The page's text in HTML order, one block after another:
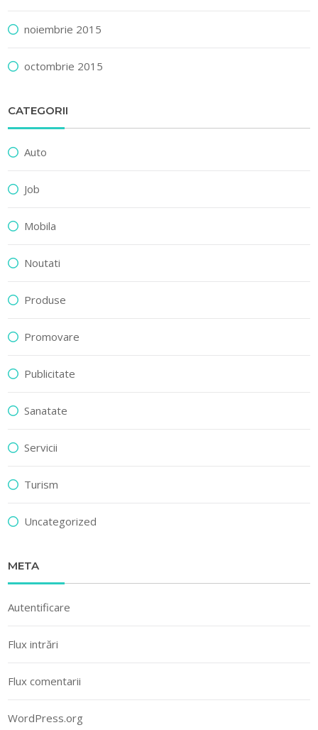
noiembrie 2015
octombrie 2015
CATEGORII
Auto
Job
Mobila
Noutati
Produse
Promovare
Publicitate
Sanatate
Servicii
Turism
Uncategorized
META
Autentificare
Flux intrări
Flux comentarii
WordPress.org